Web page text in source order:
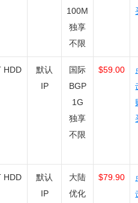
100M
独享
不限
HDD
默认
IP
国际
BGP
1G
独享
不限
$59.00
HDD
默认
IP
大陆
优化
$79.90